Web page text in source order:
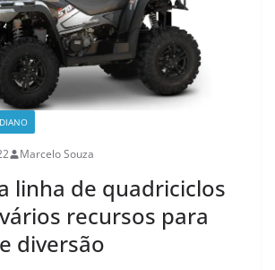
Marcelo Souza
linha de quadriciclos
recursos para
diversão